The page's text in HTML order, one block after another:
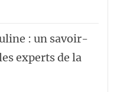
: un savoir-
experts de la